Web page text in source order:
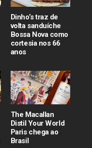
Dinho’s traz de
volta sanduíche
Bossa Nova como
cortesia nos 66
anos
The Macallan
Distil Your World
Paris chega ao
Brasil